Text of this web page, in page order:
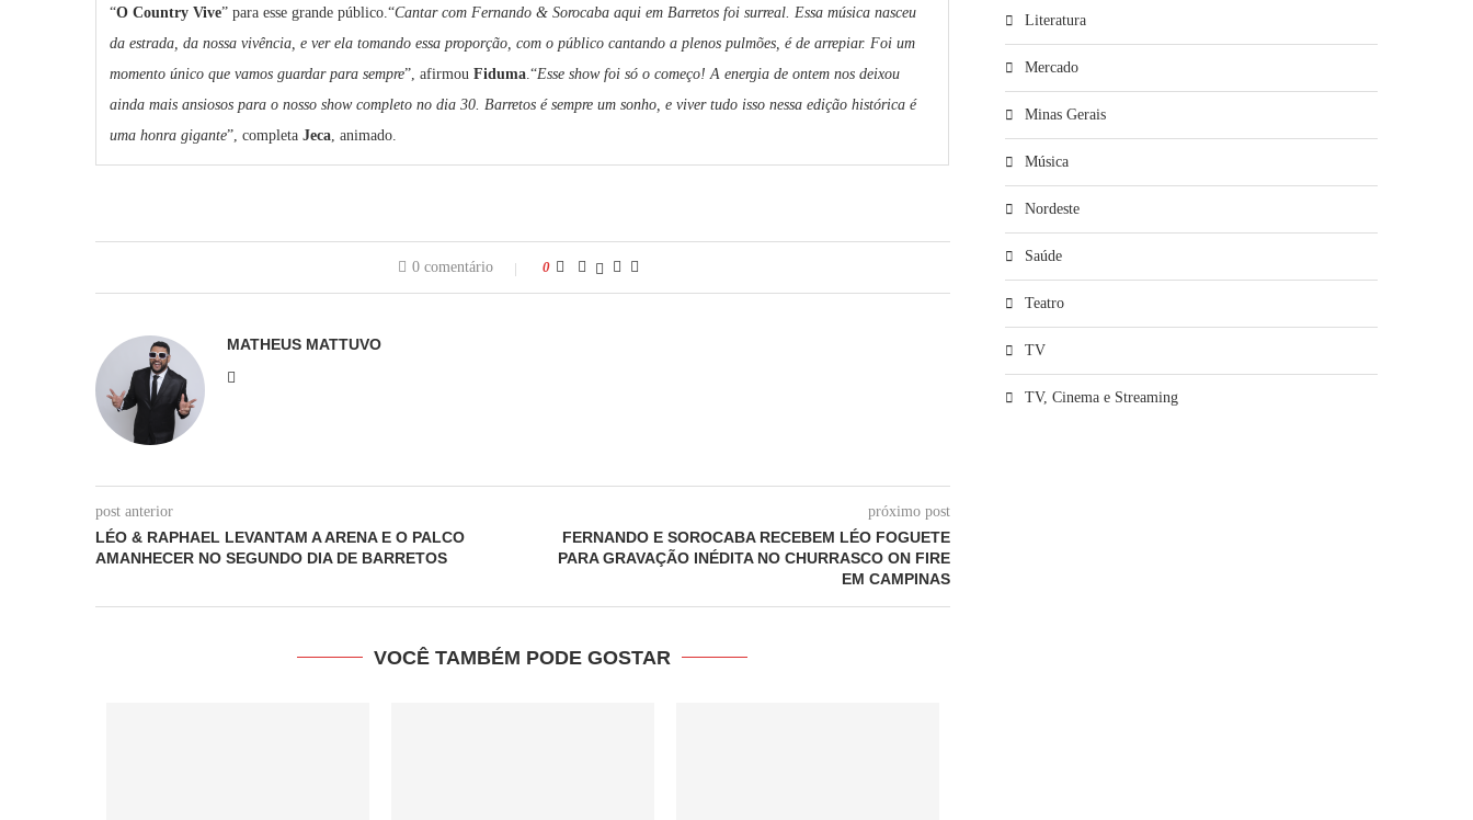
“O Country Vive” para esse grande público.“Cantar com Fernando & Sorocaba aqui em Barretos foi surreal. Essa música nasceu
da estrada, da nossa vivência, e ver ela tomando essa proporção, com o público cantando a plenos pulmões, é de arrepiar. Foi um
momento único que vamos guardar para sempre”, afirmou Fiduma .“Esse show foi só o começo! A energia de ontem nos deixou
ainda mais ansiosos para o nosso show completo no dia 30. Barretos é sempre um sonho, e viver tudo isso nessa edição histórica é
uma honra gigante”, completa Jeca , animado.
0 comentário 0
MATHEUS MATTUVO
post anterior
LÉO & RAPHAEL LEVANTAM A ARENA E O PALCO
AMANHECER NO SEGUNDO DIA DE BARRETOS
próximo post
FERNANDO E SOROCABA RECEBEM LÉO FOGUETE
PARA GRAVAÇÃO INÉDITA NO CHURRASCO ON FIRE
EM CAMPINAS
VOCÊ TAMBÉM PODE GOSTAR
Literatura
Mercado
Minas Gerais
Música
Nordeste
Saúde
Teatro
TV
TV, Cinema e Streaming